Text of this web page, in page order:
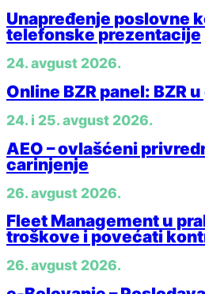
Unapređenje poslovne
telefonske prezentacije
24. avgust 2026.
Online BZR panel: BZR
24. i 25. avgust 2026.
AEO – ovlašćeni
carinjenje
26. avgust 2026.
Fleet Management u
troškove i povećati
26. avgust 2026.